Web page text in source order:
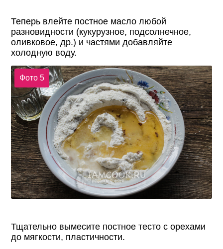
Теперь влейте постное масло любой
разновидности (кукурузное, подсолнечное,
оливковое, др.) и частями добавляйте
холодную воду.
Фото 5
Тщательно вымесите постное тесто с орехами
до мягкости, пластичности.